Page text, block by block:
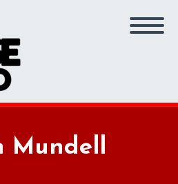
Mundell